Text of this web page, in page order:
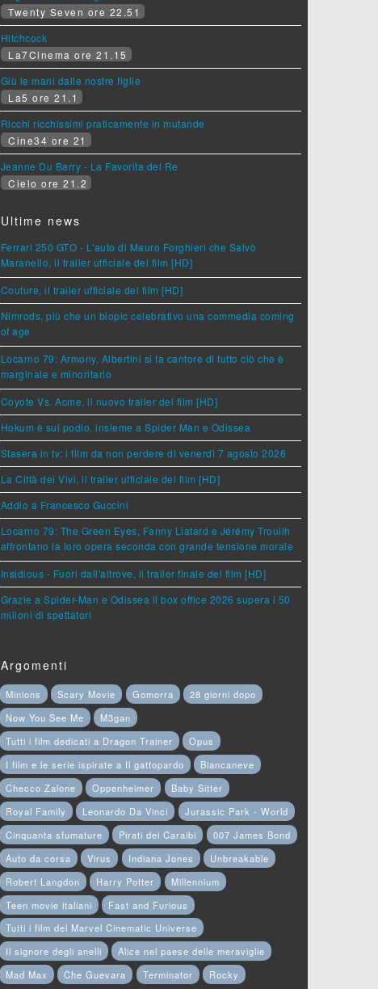
Twenty Seven ore 22.51
Hitchcock
La7Cinema ore 21.15
Giù le mani dalle nostre figlie
La5 ore 21.1
Ricchi ricchissimi praticamente in mutande
Cine34 ore 21
Jeanne Du Barry - La Favorita del Re
Cielo ore 21.2
Ultime news
Ferrari 250 GTO - L'auto di Mauro Forghieri che Salvò
Maranello, il trailer ufficiale del film [HD]
Couture, il trailer ufficiale del film [HD]
Nimrods, più che un biopic celebrativo una commedia coming
of age
Locarno 79: Armony, Albertini si fa cantore di tutto ciò che è
marginale e minoritario
Coyote Vs. Acme, il nuovo trailer del film [HD]
Hokum è sul podio, insieme a Spider Man e Odissea
Stasera in tv: i film da non perdere di venerdì 7 agosto 2026
La Città dei Vivi, il trailer ufficiale del film [HD]
Addio a Francesco Guccini
Locarno 79: The Green Eyes, Fanny Liatard e Jérémy Trouilh
affrontano la loro opera seconda con grande tensione morale
Insidious - Fuori dall'altrove, il trailer finale del film [HD]
Grazie a Spider-Man e Odissea il box office 2026 supera i 50
milioni di spettatori
Argomenti
Minions Scary Movie Gomorra
28 giorni dopo
Now You See Me
M3gan
Tutti i film dedicati a Dragon Trainer
Opus
I film e le serie ispirate a Il gattopardo
Biancaneve
Checco Zalone
Oppenheimer
Baby Sitter
Royal Family
Leonardo Da Vinci
Jurassic Park - World
Cinquanta sfumature
Pirati dei Caraibi
007 James Bond
Auto da corsa
Virus Indiana Jones
Unbreakable
Robert Langdon
Harry Potter
Millennium
Teen movie italiani
Fast and Furious
Tutti i film del Marvel Cinematic Universe
Il signore degli anelli
Alice nel paese delle meraviglie
Mad Max
Che Guevara Terminator Rocky